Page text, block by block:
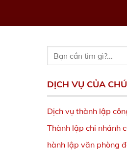
DỊCH VỤ CỦA
Dịch vụ thành lập
Thành lập chi nhánh
hành lập văn phòng